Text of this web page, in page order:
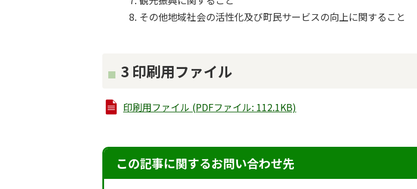
その他地域社会の活性化及び町民サービスの向上に関すること
3 印刷用ファイル
印刷用ファイル (PDFファイル: 112.1KB)
この記事に関するお問い合わせ先